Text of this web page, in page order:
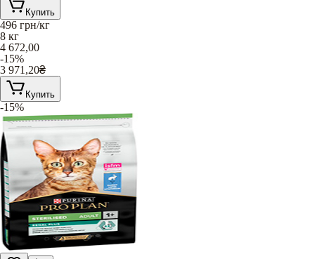
Купить
496 грн/кг
8 кг
4 672,00
-15%
3 971,20₴
Купить
-15%